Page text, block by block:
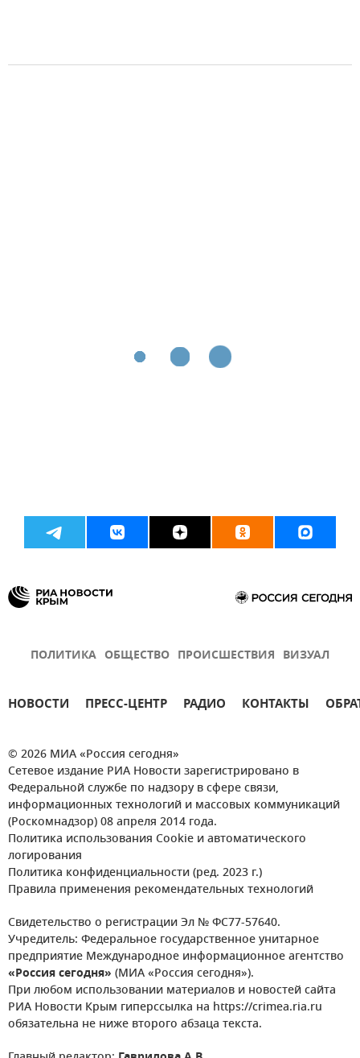
ПОЛИТИКА ОБЩЕСТВО ПРОИСШЕСТВИЯ ВИЗУАЛ
НОВОСТИ ПРЕСС-ЦЕНТР РАДИО КОНТАКТЫ
© 2026 МИА «Россия сегодня»
Сетевое издание РИА Новости зарегистрировано в
Федеральной службе по надзору в сфере связи,
информационных технологий и массовых коммуникаций
(Роскомнадзор) 08 апреля 2014 года.
Политика использования Cookie и автоматического
логирования
Политика конфиденциальности (ред. 2023 г.)
Правила применения рекомендательных технологий
Свидетельство о регистрации Эл № ФС77-57640.
Учредитель: Федеральное государственное унитарное
предприятие Международное информационное агентство
«Россия сегодня» (МИА «Россия сегодня»).
При любом использовании материалов и новостей сайта
РИА Новости Крым гиперссылка на https://crimea.ria.ru
обязательна не ниже второго абзаца текста.